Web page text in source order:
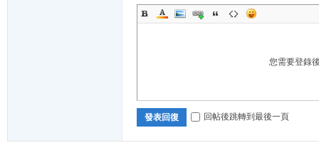
您需要登錄
發表回復 回帖後跳轉到最後一頁